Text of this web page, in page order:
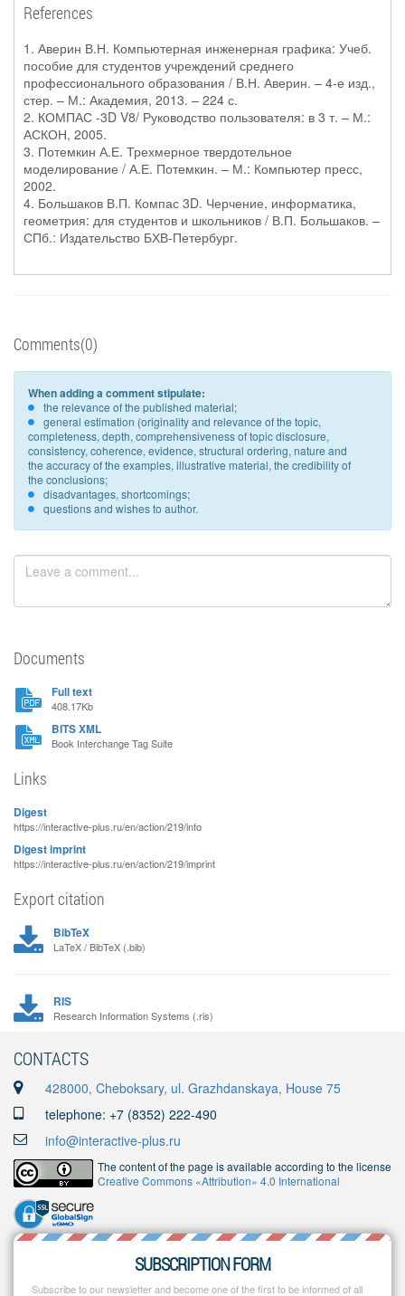
References
1. Аверин В.Н. Компьютерная инженерная графика: Учеб.
пособие для студентов учреждений среднего
профессионального образования / В.Н. Аверин. – 4-е изд.,
стер. – М.: Академия, 2013. – 224 с.
2. КОМПАС -3D V8/ Руководство пользователя: в 3 т. – М.:
АСКОН, 2005.
3. Потемкин А.Е. Трехмерное твердотельное
моделирование / А.Е. Потемкин. – М.: Компьютер пресс,
2002.
4. Большаков В.П. Компас 3D. Черчение, информатика,
геометрия: для студентов и школьников / В.П. Большаков. –
СПб.: Издательство БХВ-Петербург.
Comments(0)
When adding a comment stipulate:
the relevance of the published material;
general estimation (originality and relevance of the topic,
completeness, depth, comprehensiveness of topic disclosure,
consistency, coherence, evidence, structural ordering, nature and
the accuracy of the examples, illustrative material, the credibility of
the conclusions;
disadvantages, shortcomings;
questions and wishes to author.
Documents
Full text
408.17Kb
BITS XML
Book Interchange Tag Suite
Links
Digest
https://interactive-plus.ru/en/action/219/info
Digest imprint
https://interactive-plus.ru/en/action/219/imprint
Export citation
BibTeX
LaTeX / BibTeX (.bib)
RIS
Research Information Systems (.ris)
CONTACTS
428000, Cheboksary, ul. Grazhdanskaya, House 75
telephone: +7 (8352) 222-490
info@interactive-plus.ru
The content of the page is available according to the license
Creative Commons «Attribution» 4.0 International
SUBSCRIPTION FORM
Subscribe to our newsletter and become one of the first to be informed of all